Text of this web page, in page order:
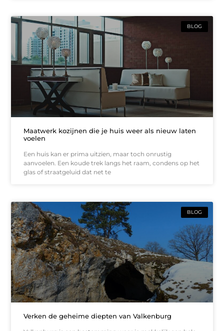
BLOG
Maatwerk kozijnen die je huis weer als nieuw laten
voelen
Een huis kan er prima uitzien, maar toch onrustig
aanvoelen. Een koude trek langs het raam, condens op het
glas of straatgeluid dat net te
BLOG
Verken de geheime diepten van Valkenburg